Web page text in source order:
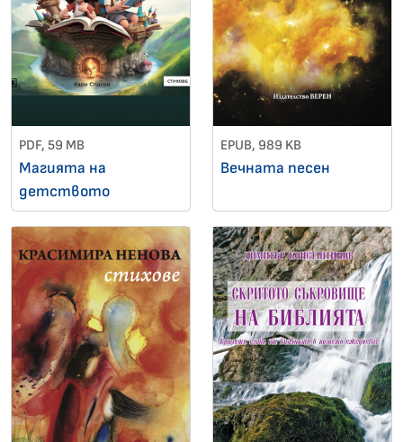
PDF, 59 MB
Магията на
детството
EPUB, 989 KB
Вечната песен